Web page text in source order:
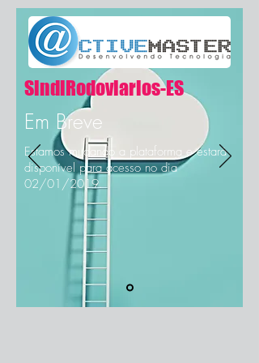
Em Breve
Estamos mudando a plataforma e estará
disponível para acesso no dia
02/01/2019.
SindiRodoviarios-ES